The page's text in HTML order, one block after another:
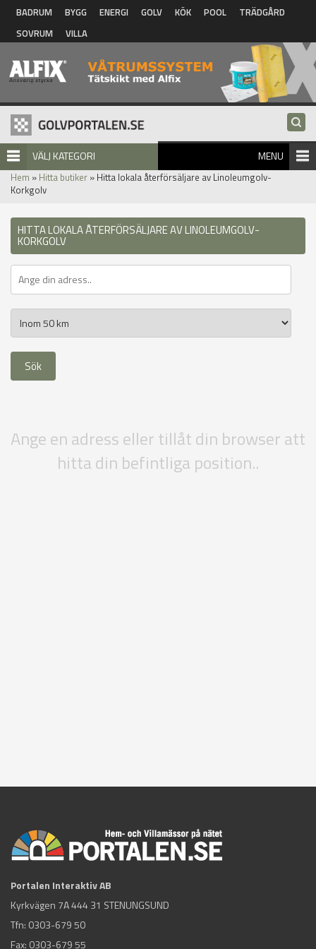
Hoppa till huvudinnehåll
BADRUM BYGG ENERGI GOLV KÖK POOL
TRÄDGÅRD
SOVRUM
VILLA
VÄLJ KATEGORI MENU
Hem » Hitta butiker » Hitta lokala återförsäljare av Linoleumgolv-
Korkgolv
HITTA LOKALA ÅTERFÖRSÄLJARE AV LINOLEUMGOLV-
KORKGOLV
Ange en adress eller tillåt din browser att
hitta din befintliga position..
Portalen Interaktiv AB
Kyrkvägen 7A 444 31 STENUNGSUND
Tfn: 0303-679 50
Fax: 0303-679 55